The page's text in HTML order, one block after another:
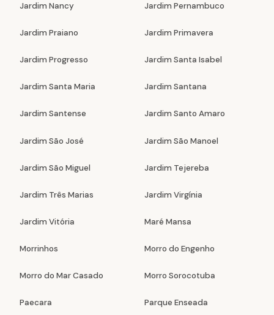
Jardim Nancy Jardim Pernambuco
Jardim Praiano Jardim Primavera
Jardim Progresso Jardim Santa Isabel
Jardim Santa Maria Jardim Santana
Jardim Santense Jardim Santo Amaro
Jardim São José Jardim São Manoel
Jardim São Miguel Jardim Tejereba
Jardim Três Marias Jardim Virgínia
Jardim Vitória Maré Mansa
Morrinhos Morro do Engenho
Morro do Mar Casado Morro Sorocotuba
Paecara Parque Enseada